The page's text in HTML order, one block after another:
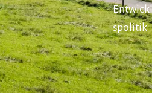
spolitik